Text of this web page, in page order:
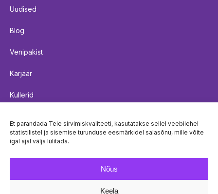
Et parandada Teie sirvimiskvaliteeti, kasutatakse sellel veebilehel
statistilistel ja sisemise turunduse eesmärkidel salasõnu, mille võite
igal ajal välja lülitada.
Nõus
Keela
Uudised
Blog
Venipakist
Karjäär
Kullerid
Küpsistepoliitika
Privaatsuspoliitika